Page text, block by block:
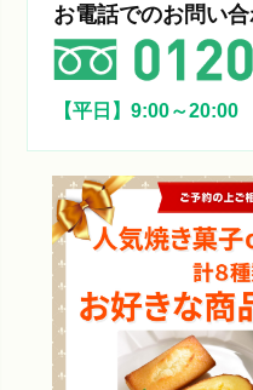
お電話でのお問い
【平日】9:00～20:00